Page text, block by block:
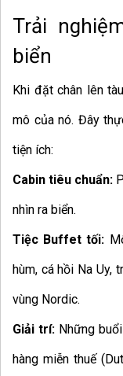
Trải
biển
Khi đặt chân lên
mô của nó. Đây
tiện ích:
Cabin tiêu chuẩn:
nhìn ra biển.
Tiệc Buffet tối:
hùm, cá hồi Na Uy,
vùng Nordic.
Giải trí: Những
hàng miễn thuế